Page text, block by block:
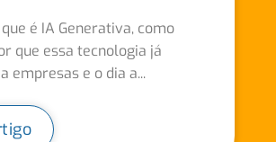
é IA Generativa, como
que essa tecnologia já
empresas e o dia a...